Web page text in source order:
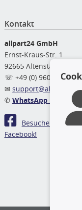
Kontakt
allpart24 GmbH
Ernst-Kraus-Str. 1
92665 Altenstadt
☏ +49 (0) 9602 / 9 42
✉
✆ WhatsApp Nachricht
Besuchen Sie
Facebook!